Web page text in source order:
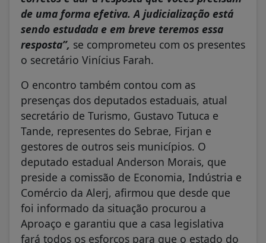
de uma forma efetiva. A judicialização está
sendo estudada e em breve teremos essa
resposta”, se comprometeu com os presentes
o secretário Vinícius Farah.
O encontro também contou com as
presenças dos deputados estaduais, atual
secretário de Turismo, Gustavo Tutuca e
Tande, representes do Sebrae, Firjan e
gestores de outros seis municípios. O
deputado estadual Anderson Morais, que
preside a comissão de Economia, Indústria e
Comércio da Alerj, afirmou que desde que
foi informado da situação procurou a
Aproaço e garantiu que a casa legislativa
fará todos os esforços para que o estado do